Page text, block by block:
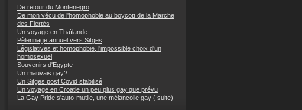
De retour du Montenegro
De mon vécu de l'homophobie au boycott de la Marche
des Fiertés
Un voyage en Thaïlande
Pèlerinage annuel vers Sitges
Législatives et homophobie, l'impossible choix d'un
homosexuel
Souvenirs d'Egypte
Un mauvais gay?
Un Sitges post Covid stabilisé
Un voyage en Croatie un peu plus gay que prévu
La Gay Pride s'auto-mutile, une mélancolie gay ( suite)